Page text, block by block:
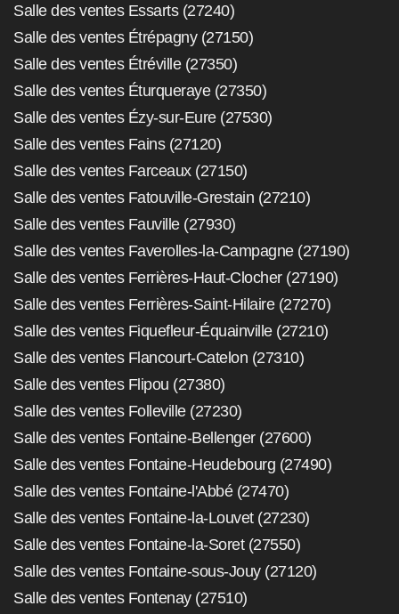
Salle des ventes Essarts (27240)
Salle des ventes Étrépagny (27150)
Salle des ventes Étréville (27350)
Salle des ventes Éturqueraye (27350)
Salle des ventes Ézy-sur-Eure (27530)
Salle des ventes Fains (27120)
Salle des ventes Farceaux (27150)
Salle des ventes Fatouville-Grestain (27210)
Salle des ventes Fauville (27930)
Salle des ventes Faverolles-la-Campagne (27190)
Salle des ventes Ferrières-Haut-Clocher (27190)
Salle des ventes Ferrières-Saint-Hilaire (27270)
Salle des ventes Fiquefleur-Équainville (27210)
Salle des ventes Flancourt-Catelon (27310)
Salle des ventes Flipou (27380)
Salle des ventes Folleville (27230)
Salle des ventes Fontaine-Bellenger (27600)
Salle des ventes Fontaine-Heudebourg (27490)
Salle des ventes Fontaine-l'Abbé (27470)
Salle des ventes Fontaine-la-Louvet (27230)
Salle des ventes Fontaine-la-Soret (27550)
Salle des ventes Fontaine-sous-Jouy (27120)
Salle des ventes Fontenay (27510)